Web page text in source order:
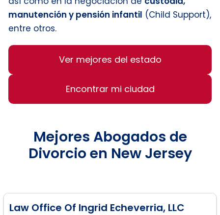
manutención y pensión infantil (Child Support),
entre otros.
Ver mejores del estado
Encontrar mi ciudad
Mejores Abogados de
Divorcio en New Jersey
Law Office Of Ingrid Echeverria, LLC